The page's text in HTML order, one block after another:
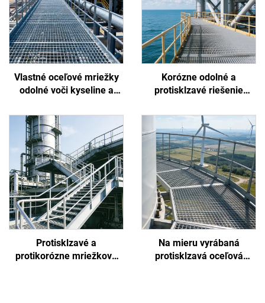
Vlastné oceľové mriežky
odolné voči kyseline a
chemické a
petrochemické závody
Korózne odolné a
protisklzavé riešenie
mriežky navrhnuté
špeciálne pre extrémne
podmienky na
offshorových platformách
a prístavoch
Protisklzavé a
protikorózne mriežkové
Na mieru vyrábaná
protisklzavá oceľová